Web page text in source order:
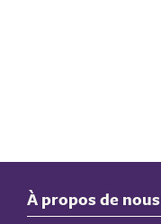
À propos de nous